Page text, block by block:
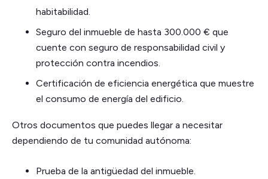
habitabilidad.
Seguro del inmueble de hasta 300.000 € que
cuente con seguro de responsabilidad civil y
protección contra incendios.
Certificación de eficiencia energética que muestre
el consumo de energía del edificio.
Otros documentos que puedes llegar a necesitar
dependiendo de tu comunidad autónoma:
Prueba de la antigüedad del inmueble.